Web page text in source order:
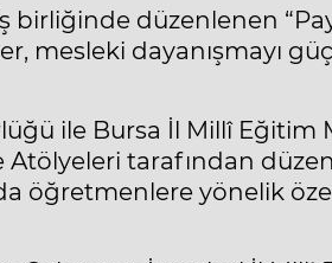
birliğinde düzenlenen
mesleki dayanışmayı
ile Bursa İl Millî Eğitim
tarafından
öğretmenlere yönelik